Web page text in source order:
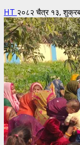
HT २०८२ चैत्र १३,